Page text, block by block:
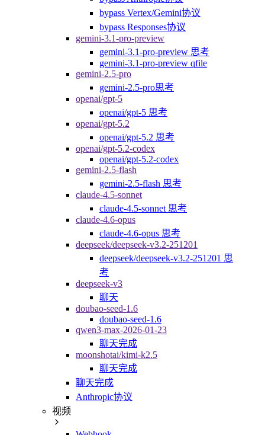
bypass Vertex/Gemini协议
bypass Responses协议
gemini-3.1-pro-preview
gemini-3.1-pro-preview 思考
gemini-3.1-pro-preview qfile
gemini-2.5-pro
gemini-2.5-pro思考
openai/gpt-5
openai/gpt-5 思考
openai/gpt-5.2
openai/gpt-5.2 思考
openai/gpt-5.2-codex
openai/gpt-5.2-codex
gemini-2.5-flash
gemini-2.5-flash 思考
claude-4.5-sonnet
claude-4.5-sonnet 思考
claude-4.6-opus
claude-4.6-opus 思考
deepseek/deepseek-v3.2-251201
deepseek/deepseek-v3.2-251201 思
考
deepseek-v3
聊天
doubao-seed-1.6
doubao-seed-1.6
qwen3-max-2026-01-23
聊天完成
moonshotai/kimi-k2.5
聊天完成
聊天完成
Anthropic协议
视频